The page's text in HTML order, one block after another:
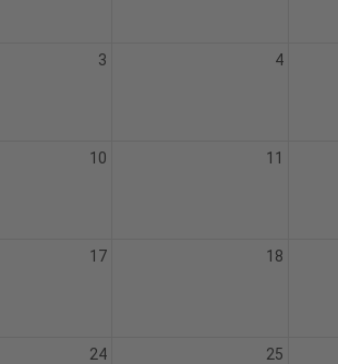
3 4
10 11
17 18
24 25